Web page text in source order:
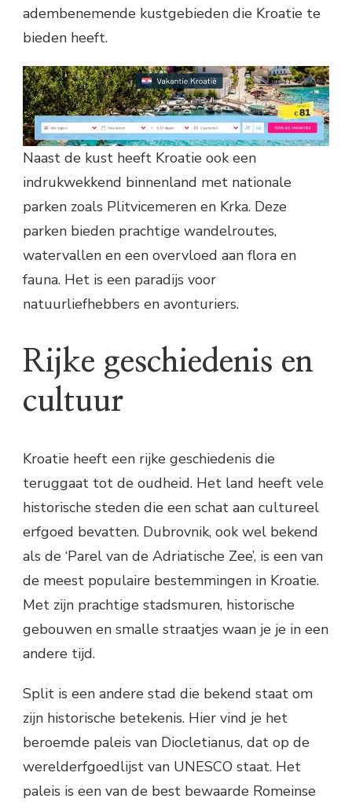
adembenemende kustgebieden die Kroatie te
bieden heeft.
Naast de kust heeft Kroatie ook een
indrukwekkend binnenland met nationale
parken zoals Plitvicemeren en Krka. Deze
parken bieden prachtige wandelroutes,
watervallen en een overvloed aan flora en
fauna. Het is een paradijs voor
natuurliefhebbers en avonturiers.
Rijke geschiedenis en
cultuur
Kroatie heeft een rijke geschiedenis die
teruggaat tot de oudheid. Het land heeft vele
historische steden die een schat aan cultureel
erfgoed bevatten. Dubrovnik, ook wel bekend
als de ‘Parel van de Adriatische Zee’, is een van
de meest populaire bestemmingen in Kroatie.
Met zijn prachtige stadsmuren, historische
gebouwen en smalle straatjes waan je je in een
andere tijd.
Split is een andere stad die bekend staat om
zijn historische betekenis. Hier vind je het
beroemde paleis van Diocletianus, dat op de
werelderfgoedlijst van UNESCO staat. Het
paleis is een van de best bewaarde Romeinse